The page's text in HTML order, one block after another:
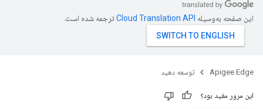
این صفحه به‌وسیله ترجمه شده است.
Apigee Edge توسعه دهید
این مرور مفید بود؟